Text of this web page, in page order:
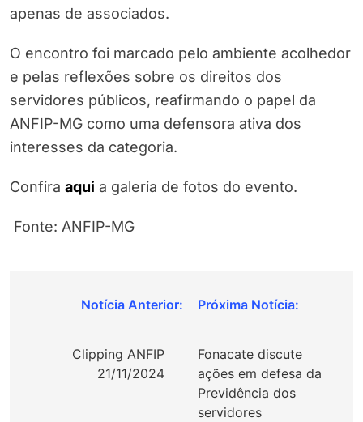
apenas de associados.
O encontro foi marcado pelo ambiente acolhedor
e pelas reflexões sobre os direitos dos
servidores públicos, reafirmando o papel da
ANFIP-MG como uma defensora ativa dos
interesses da categoria.
Confira aqui a galeria de fotos do evento.
Fonte: ANFIP-MG
Navegação
Clipping ANFIP
21/11/2024
Fonacate discute
ações em defesa da
Previdência dos
servidores